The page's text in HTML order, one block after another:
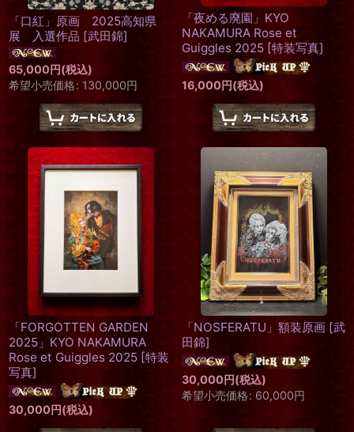
「口紅」原画 2025高知県
展 入選作品 [武田錦]
65,000円(税込)
希望小売価格: 130,000円
「夜める廃園」KYO
NAKAMURA Rose et
Guiggles 2025 [特装写真]
16,000円(税込)
「FORGOTTEN GARDEN
2025」KYO NAKAMURA
Rose et Guiggles 2025 [特装
写真]
30,000円(税込)
「NOSFERATU」額装原画 [武
田錦]
30,000円(税込)
希望小売価格: 60,000円